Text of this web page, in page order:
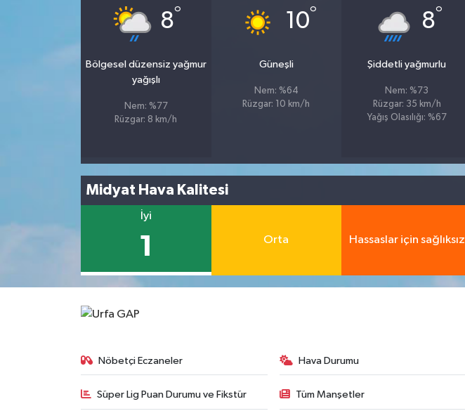
8°
Bölgesel düzensiz yağmur
yağışlı
Nem: %77
Rüzgar: 8 km/h
10°
Güneşli
Nem: %64
Rüzgar: 10 km/h
8°
Şiddetli yağmurlu
Nem: %73
Rüzgar: 35 km/h
Yağış Olasılığı: %67
Midyat Hava Kalitesi
İyi
1 Orta Hassaslar için sağlıksız
Nöbetçi Eczaneler Hava Durumu
Süper Lig Puan Durumu ve Fikstür Tüm Manşetler